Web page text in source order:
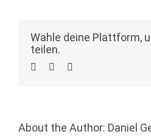
Wähle deine Plattform,
teilen.
About the Author: Daniel